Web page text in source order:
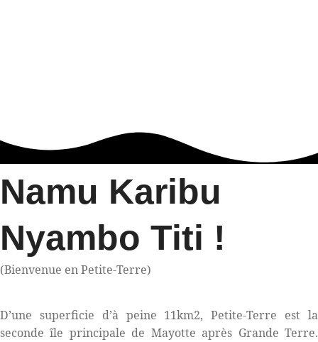
Namu Karibu
Nyambo Titi !
(Bienvenue en Petite-Terre)
D’une superficie d’à peine 11km2, Petite-Terre est la
seconde île principale de Mayotte après Grande Terre.